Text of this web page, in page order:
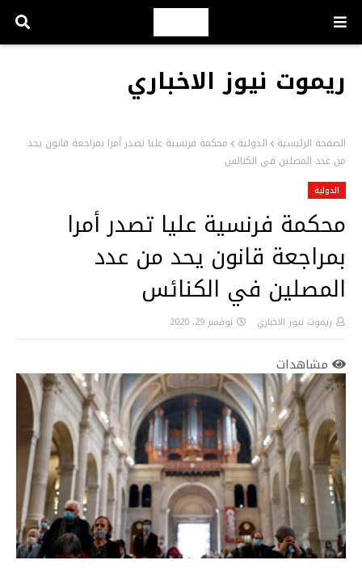
ريموت نيوز الاخباري
الصفحة الرئيسية الدولية
محكمة فرنسية عليا تصدر أمرا بمراجعة قانون يحد
من عدد المصلين في الكنائس
الدولية
محكمة فرنسية عليا تصدر أمرا
بمراجعة قانون يحد من عدد
المصلين في الكنائس
ريموت نيوز الاخباري نوفمبر 29, 2020
مشاهدات